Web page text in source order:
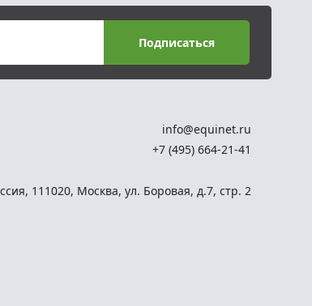
Подписаться
info@equinet.ru
+7 (495) 664-21-41
, 111020, Москва, ул. Боровая, д.7, стр. 2